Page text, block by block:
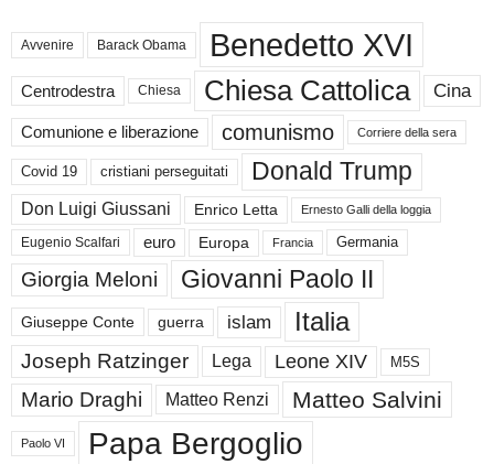
Avvenire Barack Obama Benedetto XVI
Centrodestra Chiesa Chiesa Cattolica Cina
Comunione e liberazione comunismo Corriere della sera
Covid 19 cristiani perseguitati Donald Trump
Don Luigi Giussani Enrico Letta Ernesto Galli della loggia
Eugenio Scalfari euro Europa Francia Germania
Giorgia Meloni Giovanni Paolo II
Giuseppe Conte guerra islam Italia
Joseph Ratzinger Lega Leone XIV M5S
Mario Draghi Matteo Renzi Matteo Salvini
Paolo VI Papa Bergoglio